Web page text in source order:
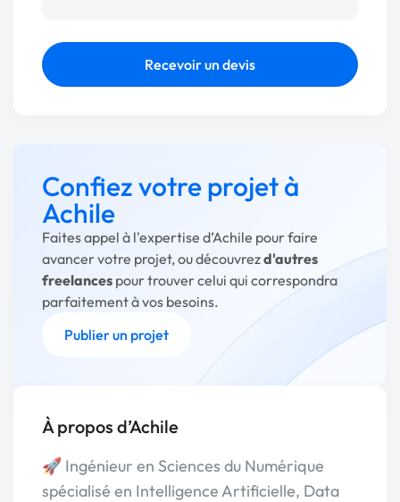
Recevoir un devis
Confiez votre projet à
Achile
Faites appel à l'expertise d’Achile pour faire
avancer votre projet, ou découvrezd'autres
freelances pour trouver celui qui correspondra
parfaitement à vos besoins.
Publier un projet
À propos d’Achile
🚀 Ingénieur en Sciences du Numérique
spécialisé en Intelligence Artificielle, Data